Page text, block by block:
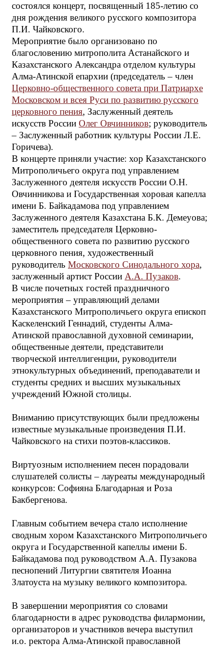
состоялся концерт, посвященный 185-летию со
дня рождения великого русского композитора
П.И. Чайковского.
​Мероприятие было организовано по
благословению митрополита Астанайского и
Казахстанского Александра отделом культуры
Алма-Атинской епархии (председатель – член
Церковно-общественного совета при Патриархе
Московском и всея Руси по развитию русского
церковного пения, Заслуженный деятель
искусств России Олег Овчинников; руководитель
– Заслуженный работник культуры России Л.Е.
Горичева).
В концерте приняли участие: хор Казахстанского
Митрополичьего округа под управлением
Заслуженного деятеля искусств России О.Н.
Овчинникова и Государственная хоровая капелла
имени Б. Байкадамова под управлением
Заслуженного деятеля Казахстана Б.К. Демеуова;
заместитель председателя Церковно-
общественного совета по развитию русского
церковного пения, художественный
руководитель Московского Синодального хора,
заслуженный артист России А.А. Пузаков.
В числе почетных гостей праздничного
мероприятия – управляющий делами
Казахстанского Митрополичьего округа епископ
Каскеленский Геннадий, студенты Алма-
Атинской православной духовной семинарии,
общественные деятели, представители
творческой интеллигенции, руководители
этнокультурных объединений, преподаватели и
студенты средних и высших музыкальных
учреждений Южной столицы.
Вниманию присутствующих были предложены
известные музыкальные произведения П.И.
Чайковского на стихи поэтов-классиков.
Виртуозным исполнением песен порадовали
слушателей солисты – лауреаты международный
конкурсов: Софияна Благодарная и Роза
Бакбергенова.
Главным событием вечера стало исполнение
сводным хором Казахстанского Митрополичьего
округа и Государственной капеллы имени Б.
Байкадамова под руководством А.А. Пузакова
песнопений Литургии святителя Иоанна
Златоуста на музыку великого композитора.
В завершении мероприятия со словами
благодарности в адрес руководства филармонии,
организаторов и участников вечера выступил
и.о. ректора Алма-Атинской православной